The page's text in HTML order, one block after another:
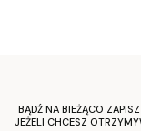
BĄDŹ NA BIEŻĄCO
JEŻELI CHCESZ